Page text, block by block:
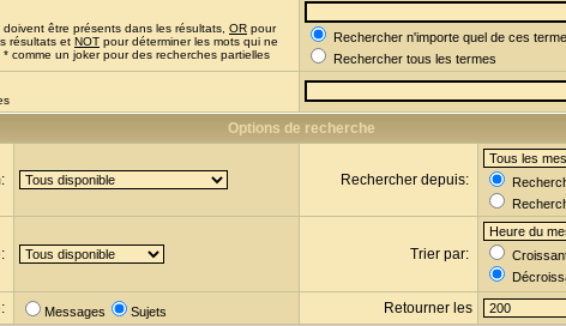
être présents dans les résultats, OR pour
résultats et NOT pour déterminer les mots qui ne
comme un joker pour des recherches partielles
Rechercher n'importe quel de ces
Rechercher tous les termes
Options de recherche
Rechercher depuis:
Trier par:
Messages Sujets Retourner les